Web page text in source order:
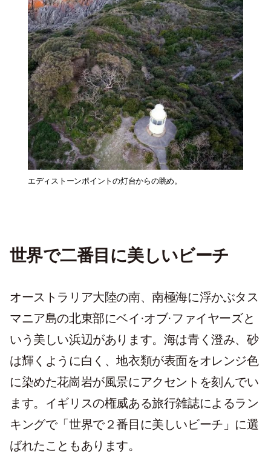
エディストーンポイントの灯台からの眺め。
世界で二番目に美しいビーチ
オーストラリア大陸の南、南極海に浮かぶタス
マニア島の北東部にベイ·オブ·ファイヤーズと
いう美しい浜辺があります。海は青く澄み、砂
は輝くように白く、地衣類が表面をオレンジ色
に染めた花崗岩が風景にアクセントを刻んでい
ます。イギリスの権威ある旅行雑誌によるラン
キングで「世界で２番目に美しいビーチ」に選
ばれたこともあります。